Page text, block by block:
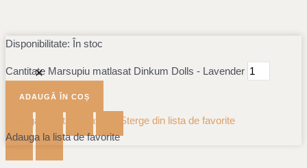
Disponibilitate: În stoc
Cantitate Marsupiu matlasat Dinkum Dolls - Lavender
ADAUGĂ ÎN COȘ
Adauga la lista de favorite
Sterge din lista de favorite
Adauga la lista de favorite